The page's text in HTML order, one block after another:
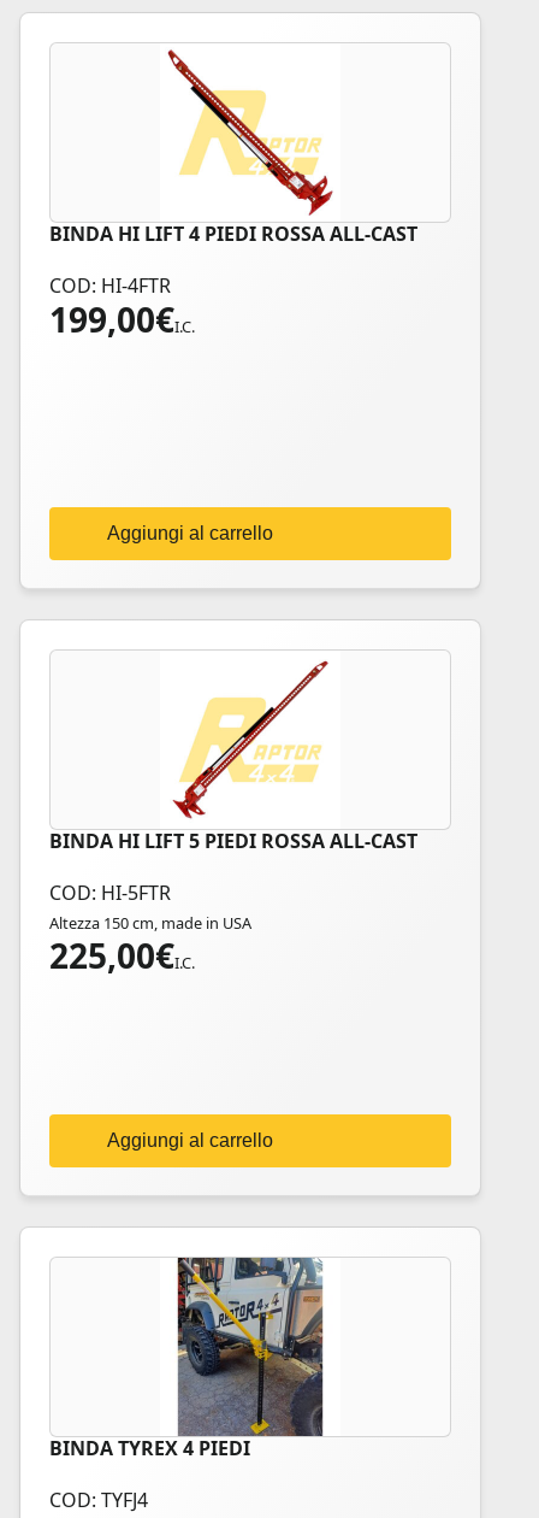
BINDA HI LIFT 4 PIEDI ROSSA ALL-CAST
COD: HI-4FTR
199,00€I.C.
Aggiungi al carrello
BINDA HI LIFT 5 PIEDI ROSSA ALL-CAST
COD: HI-5FTR
Altezza 150 cm, made in USA
225,00€I.C.
Aggiungi al carrello
BINDA TYREX 4 PIEDI
COD: TYFJ4